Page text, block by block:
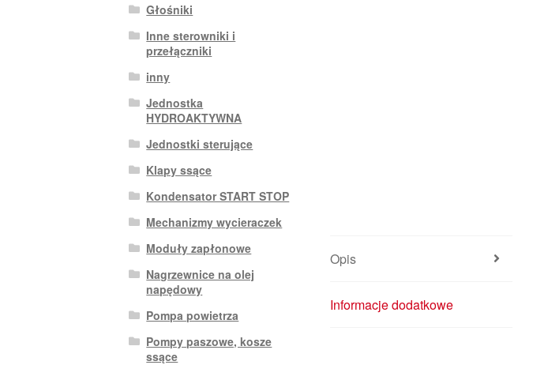
Opis
Informacje dodatkowe
Głośniki
Inne sterowniki i
przełączniki
inny
Jednostka
HYDROAKTYWNA
Jednostki sterujące
Klapy ssące
Kondensator START STOP
Mechanizmy wycieraczek
Moduły zapłonowe
Nagrzewnice na olej
napędowy
Pompa powietrza
Pompy paszowe, kosze
ssące